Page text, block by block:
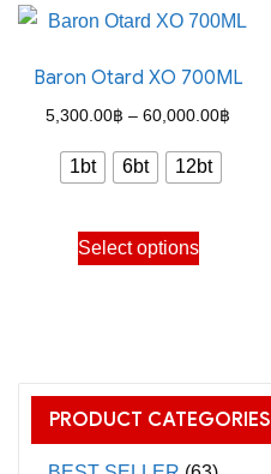
Baron Otard XO 700ML
5,300.00฿ – 60,000.00฿
1bt 6bt 12bt
Select options
This
product
The
options
may
PRODUCT CATEGORIES